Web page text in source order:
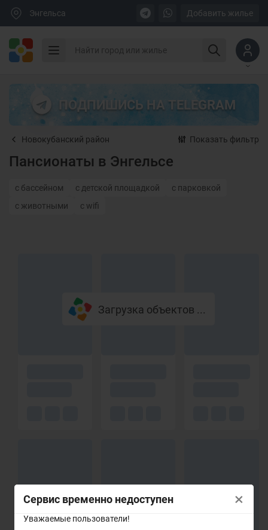
Сервис временно недоступен
Уважаемые пользователи!
×
Энгельса Добавить жилье
ПОДПИШИСЬ НА TELEGRAM
Новокубанский район Показать фильтр
Пансионаты в Энгельсе
с бассейном с детской площадкой
с парковкой
с животными
с wifi
Загрузка объектов ...